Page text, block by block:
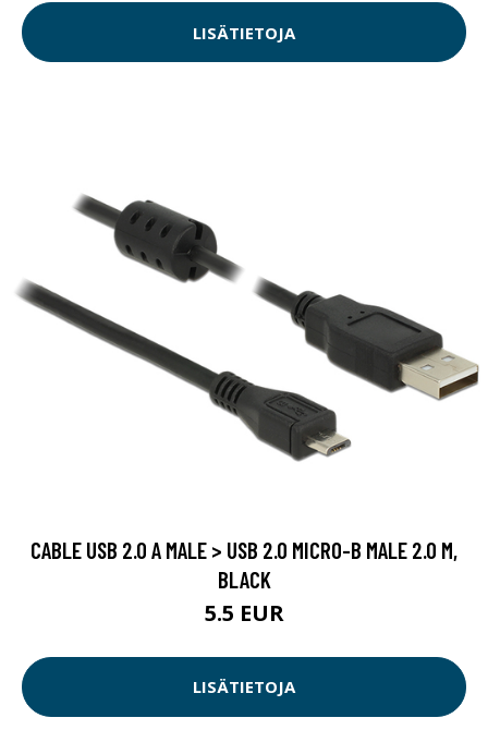
LISÄTIETOJA
CABLE USB 2.0 A MALE > USB 2.0 MICRO-B MALE 2.0 M,
BLACK
5.5 EUR
LISÄTIETOJA